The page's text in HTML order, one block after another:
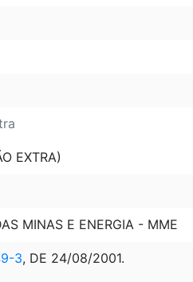
EXTRA)
MINAS E ENERGIA - MME
3, DE 24/08/2001.